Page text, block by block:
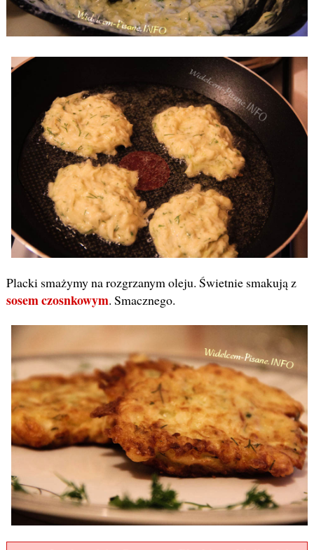
Placki smażymy na rozgrzanym oleju. Świetnie smakują z
sosem czosnkowym. Smacznego.